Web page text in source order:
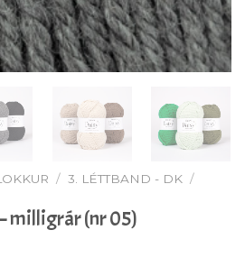
/ 3. LÉTTBAND - DK /
milligrár (nr 05)